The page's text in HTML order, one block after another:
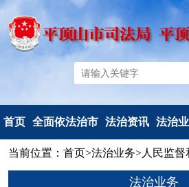
首页 全面依法治市 法治资讯 法治
当前位置： 首页>法治业务>人民监
法治业务